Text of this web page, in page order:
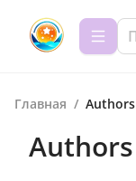
Главная / Authors
Authors